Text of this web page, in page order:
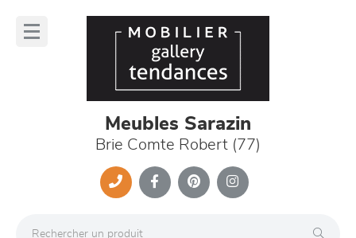
Meubles Sarazin
Brie Comte Robert (77)